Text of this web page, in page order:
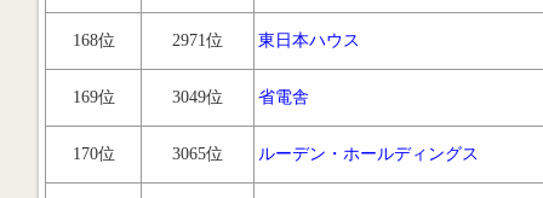
168位 2971位 東日本ハウス
169位 3049位 省電舎
170位 3065位 ルーデン・ホールディングス